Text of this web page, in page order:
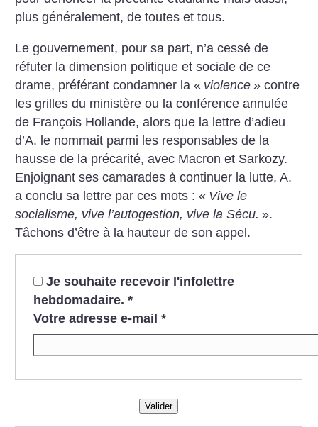
plus généralement, de toutes et tous.
Le gouvernement, pour sa part, n’a cessé de
réfuter la dimension politique et sociale de ce
drame, préférant condamner la « violence » contre
les grilles du ministère ou la conférence annulée
de François Hollande, alors que la lettre d’adieu
d’A. le nommait parmi les responsables de la
hausse de la précarité, avec Macron et Sarkozy.
Enjoignant ses camarades à continuer la lutte, A.
a conclu sa lettre par ces mots : « Vive le
socialisme, vive l’autogestion, vive la Sécu. ».
Tâchons d’être à la hauteur de son appel.
Je souhaite recevoir l'infolettre
hebdomadaire. *
Votre adresse e-mail *
Valider